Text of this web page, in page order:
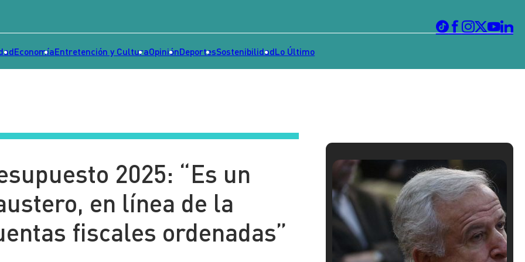
EconomíaEntretención y CulturaOpiniónDeportesSostenibilidadLo Último
2025: “Es un
en línea de la
fiscales ordenadas”